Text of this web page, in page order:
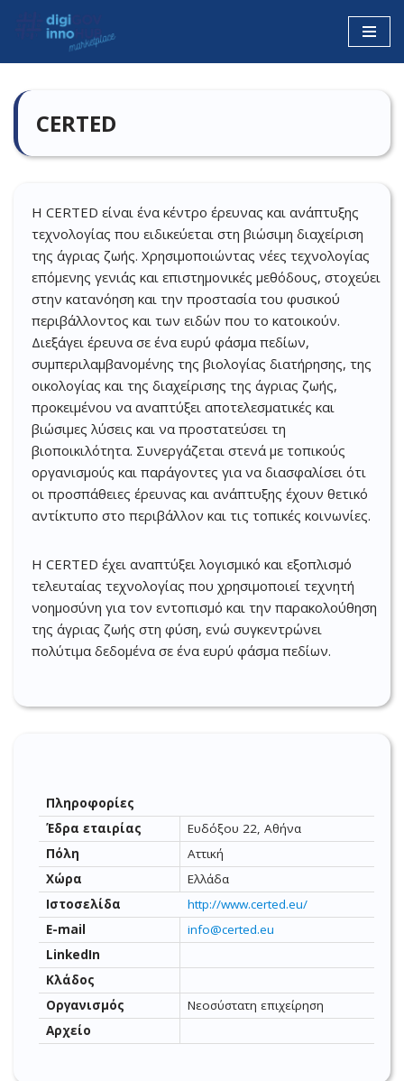
Μεταπηδήστε
περιεχόμενο
CERTED
Η CERTED είναι ένα κέντρο έρευνας και ανάπτυξης
τεχνολογίας που ειδικεύεται στη βιώσιμη διαχείριση
της άγριας ζωής. Χρησιμοποιώντας νέες τεχνολογίας
επόμενης γενιάς και επιστημονικές μεθόδους, στοχεύει
στην κατανόηση και την προστασία του φυσικού
περιβάλλοντος και των ειδών που το κατοικούν.
Διεξάγει έρευνα σε ένα ευρύ φάσμα πεδίων,
συμπεριλαμβανομένης της βιολογίας διατήρησης, της
οικολογίας και της διαχείρισης της άγριας ζωής,
προκειμένου να αναπτύξει αποτελεσματικές και
βιώσιμες λύσεις και να προστατεύσει τη
βιοποικιλότητα. Συνεργάζεται στενά με τοπικούς
οργανισμούς και παράγοντες για να διασφαλίσει ότι
οι προσπάθειες έρευνας και ανάπτυξης έχουν θετικό
αντίκτυπο στο περιβάλλον και τις τοπικές κοινωνίες.
Η CERTED έχει αναπτύξει λογισμικό και εξοπλισμό
τελευταίας τεχνολογίας που χρησιμοποιεί τεχνητή
νοημοσύνη για τον εντοπισμό και την παρακολούθηση
της άγριας ζωής στη φύση, ενώ συγκεντρώνει
πολύτιμα δεδομένα σε ένα ευρύ φάσμα πεδίων.
Πληροφορίες
Έδρα εταιρίας
Ευδόξου 22, Αθήνα
Πόλη
Αττική
Χώρα
Ελλάδα
Ιστοσελίδα
http://www.certed.eu/
E-mail
info@certed.eu
LinkedIn
Κλάδος
Οργανισμός
Νεοσύστατη επιχείρηση
Αρχείο